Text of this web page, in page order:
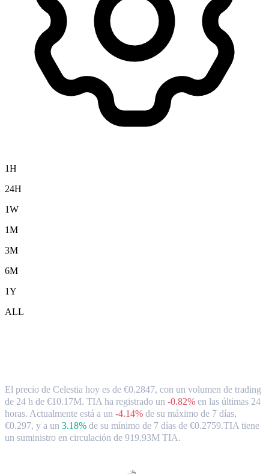
1H
24H
1W
1M
3M
6M
1Y
ALL
El precio de Celestia hoy es de €0.2847, con un volumen de trading
de 24 h de €10.17M. TIA ha registrado un -0.82% en las últimas 24
horas. Actualmente está a un -4.14% de su máximo de 7 días,
€0.297, y a un 3.18% de su mínimo de 7 días de €0.2759.TIA tiene
un suministro en circulación de 919.93M TIA.